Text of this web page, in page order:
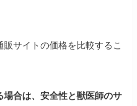
販サイトの価格を比較するこ
場合は、安全性と獣医師のサ